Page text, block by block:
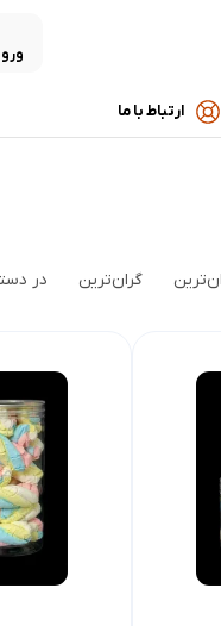
ارتباط با ما
گران‌ترین در